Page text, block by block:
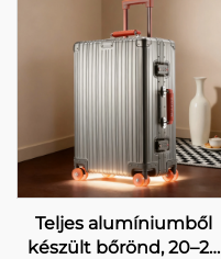
egyetlen elülső
nyitással, pohártartóval
és 360°-os kerekkel
Teljes alumíniumből
készült bőrönd, 20–28